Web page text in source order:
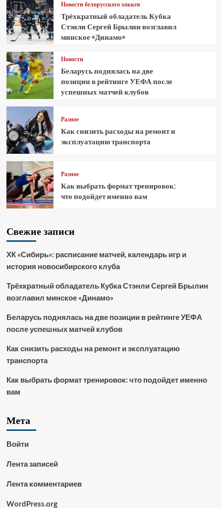
Новости белорусского хоккея
Трёхкратный обладатель Кубка
Стэнли Сергей Брылин возглавил
минское «Динамо»
Новости
Беларусь поднялась на две
позиции в рейтинге УЕФА после
успешных матчей клубов
Разное
Как снизить расходы на ремонт и
эксплуатацию транспорта
Разное
Как выбрать формат тренировок:
что подойдет именно вам
Свежие записи
ХК «Сибирь»: расписание матчей, календарь игр и
история новосибирского клуба
Трёхкратный обладатель Кубка Стэнли Сергей Брылин
возглавил минское «Динамо»
Беларусь поднялась на две позиции в рейтинге УЕФА
после успешных матчей клубов
Как снизить расходы на ремонт и эксплуатацию
транспорта
Как выбрать формат тренировок: что подойдет именно
вам
Мета
Войти
Лента записей
Лента комментариев
WordPress.org